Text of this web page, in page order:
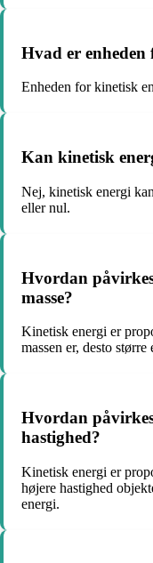
Hvad er
Enheden for kinetisk
Kan kinetisk
Nej, kinetisk energi
eller nul.
Hvordan
masse?
Kinetisk energi er
massen er, desto
Hvordan
hastighed?
Kinetisk energi er
højere hastighed
energi.